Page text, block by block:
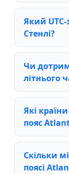
Який
Стенлі?
Чи
літнього
Які
пояс
Скільки
поясі